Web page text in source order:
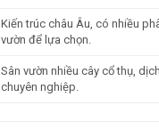
Kiến trúc châu Âu, có nhiều
vườn để lựa chọn.
Sân vườn nhiều cây cổ thụ,
chuyên nghiệp.